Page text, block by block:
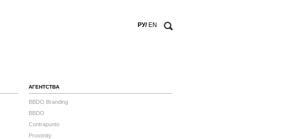
РУ/ EN
АГЕНТСТВА
BBDO Branding
BBDO
Contrapunto
Proximity